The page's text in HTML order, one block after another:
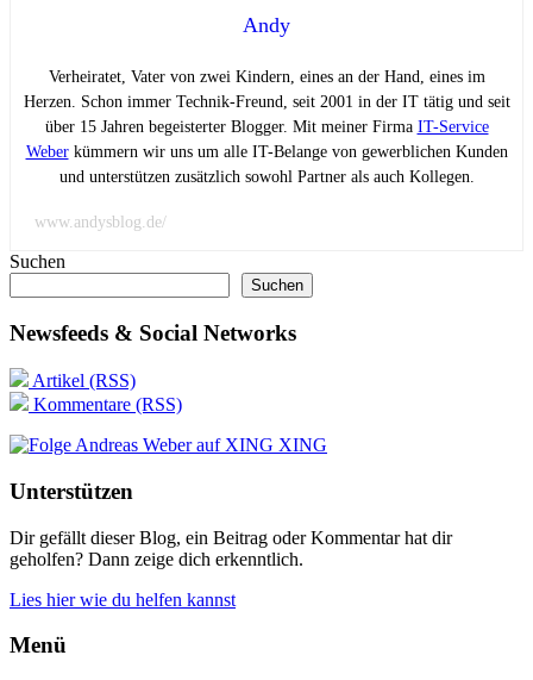
Andy
Verheiratet, Vater von zwei Kindern, eines an der Hand, eines im
Herzen. Schon immer Technik-Freund, seit 2001 in der IT tätig und seit
über 15 Jahren begeisterter Blogger. Mit meiner Firma IT-Service
Weberkümmern wir uns um alle IT-Belange von gewerblichen Kunden
und unterstützen zusätzlich sowohl Partner als auch Kollegen.
www.andysblog.de/
Suchen
Suchen
Newsfeeds & Social Networks
Artikel (RSS)
Kommentare (RSS)
XING
Unterstützen
Dir gefällt dieser Blog, ein Beitrag oder Kommentar hat dir
geholfen? Dann zeige dich erkenntlich.
Lies hier wie du helfen kannst
Menü